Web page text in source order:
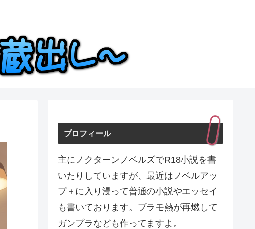
プロフィール
主にノクターンノベルズでR18小説を書
いたりしていますが、最近はノベルアッ
プ＋に入り浸って普通の小説やエッセイ
も書いております。プラモ熱が再燃して
ガンプラなども作ってますよ。